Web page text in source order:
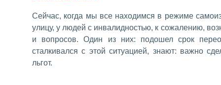
Сейчас, когда мы все находимся в режиме
улицу, у людей с инвалидностью, к сожалению,
и вопросов. Один из них: подошел срок
сталкивался с этой ситуацией, знают: важно
льгот.